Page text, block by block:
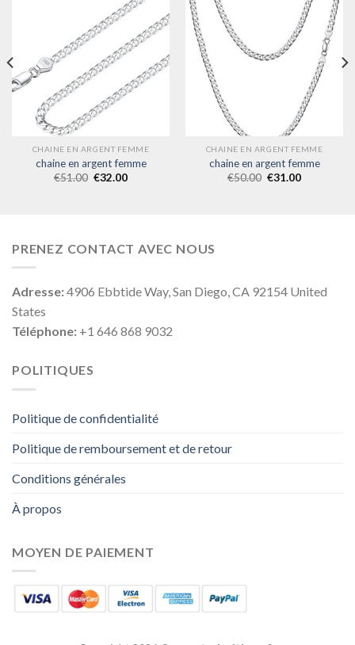
CHAINE EN ARGENT FEMME
chaine en argent femme
€51.00 €32.00
CHAINE EN ARGENT FEMME
chaine en argent femme
€50.00 €31.00
PRENEZ CONTACT AVEC NOUS
Adresse:4906 Ebbtide Way, San Diego, CA 92154 United
States
Téléphone: +1 646 868 9032
POLITIQUES
Politique de confidentialité
Politique de remboursement et de retour
Conditions générales
À propos
MOYEN DE PAIEMENT